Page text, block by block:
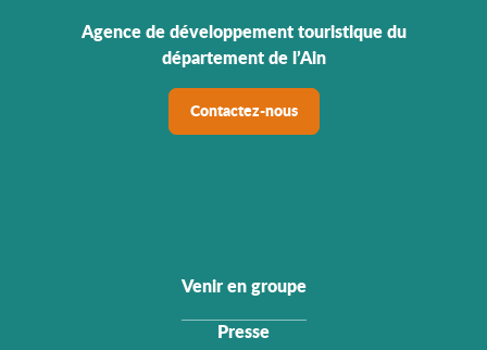
Agence de développement touristique du
département de l’Ain
Contactez-nous
Venir en groupe
Presse